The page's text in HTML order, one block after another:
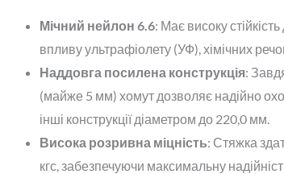
Мічний нейлон 6.6: Має високу
впливу ультрафіолету (УФ), хімічних
Наддовга посилена конструкція:
(майже 5 мм) хомут дозволяє надійно
інші конструкції діаметром до 220,0 мм.
Висока розривна міцність: Стяжка
кгс, забезпечуючи максимальну